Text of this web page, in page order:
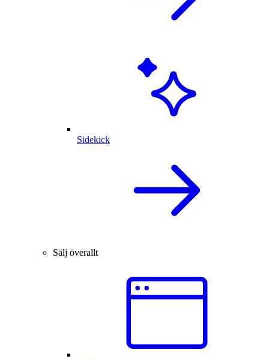
Sidekick
Sälj överallt